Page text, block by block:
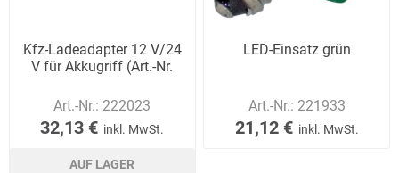
Kfz-Ladeadapter 12 V/24
V für Akkugriff (Art.-Nr.
Art.-Nr.: 222023
32,13 € inkl. MwSt.
AUF LAGER
LED-Einsatz grün
Art.-Nr.: 221933
21,12 € inkl. MwSt.